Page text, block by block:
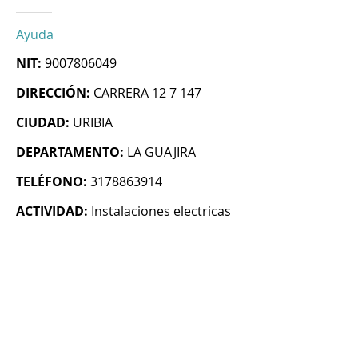
Ayuda
NIT: 9007806049
DIRECCIÓN: CARRERA 12 7 147
CIUDAD: URIBIA
DEPARTAMENTO: LA GUAJIRA
TELÉFONO: 3178863914
ACTIVIDAD: Instalaciones electricas